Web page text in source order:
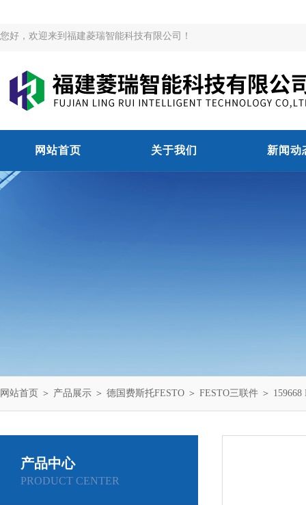
您好，欢迎来到福建菱瑞智能科技有限公司！
网站首页 关于我们 新闻动
网站首页 ＞ 产品展示 ＞ 德国费斯托FESTO ＞ FESTO三联件 ＞
产品中心
PRODUCT CENTER